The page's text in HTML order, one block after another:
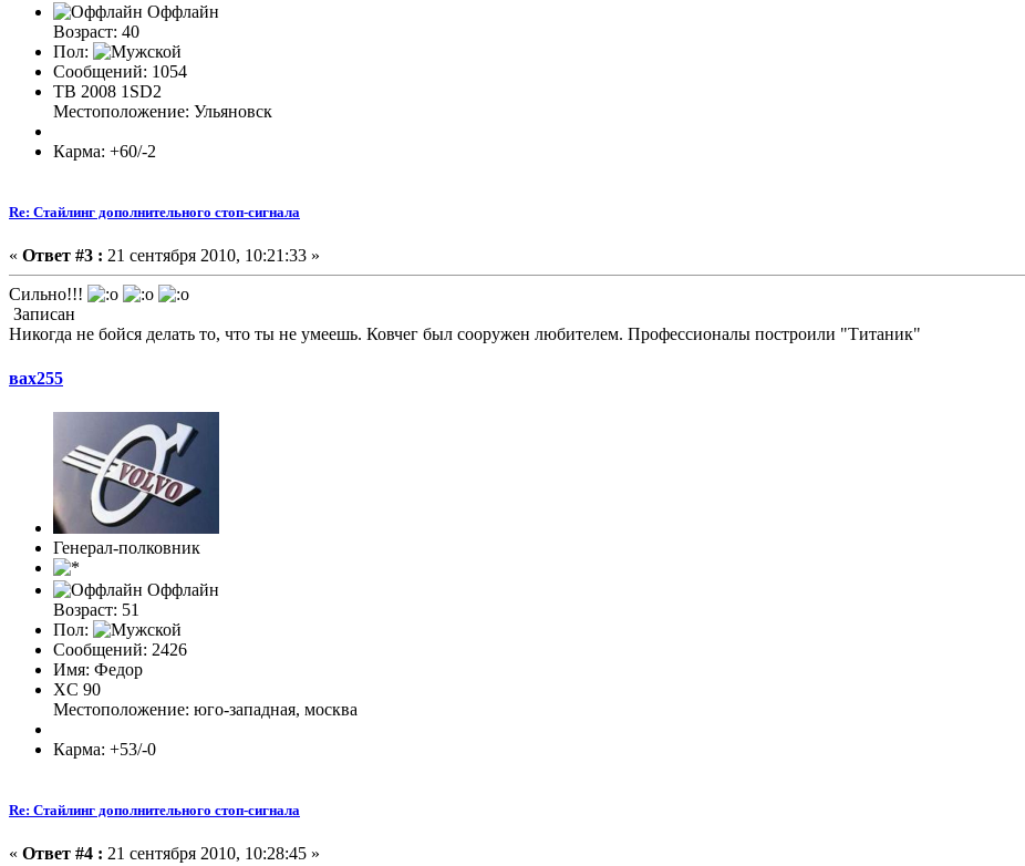
Оффлайн
Возраст: 40
Пол:
Сообщений: 1054
TB 2008 1SD2
Местоположение: Ульяновск
Карма: +60/-2
Re: Стайлинг дополнительного стоп-сигнала
« Ответ #3 : 21 сентября 2010, 10:21:33 »
Сильно!!!
Записан
Никогда не бойся делать то, что ты не умеешь. Ковчег был сооружен любителем. Профессионалы построили "Титаник"
вах255
Генерал-полковник
Оффлайн
Возраст: 51
Пол:
Сообщений: 2426
Имя: Федор
XC 90
Местоположение: юго-западная, москва
Карма: +53/-0
Re: Стайлинг дополнительного стоп-сигнала
« Ответ #4 : 21 сентября 2010, 10:28:45 »